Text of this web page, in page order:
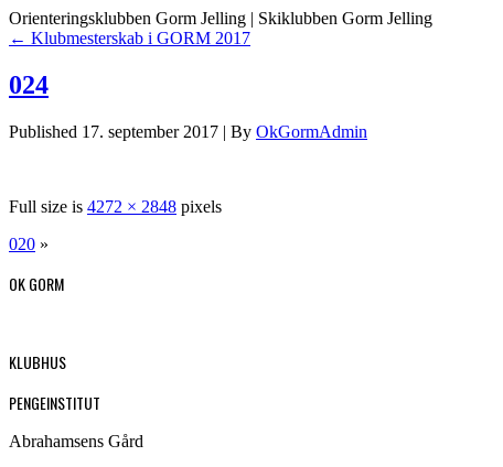
Orienteringsklubben Gorm Jelling | Skiklubben Gorm Jelling
← Klubmesterskab i GORM 2017
024
Published 17. september 2017 | By OkGormAdmin
Full size is 4272 × 2848 pixels
020 »
OK GORM
KLUBHUS
PENGEINSTITUT
Abrahamsens Gård